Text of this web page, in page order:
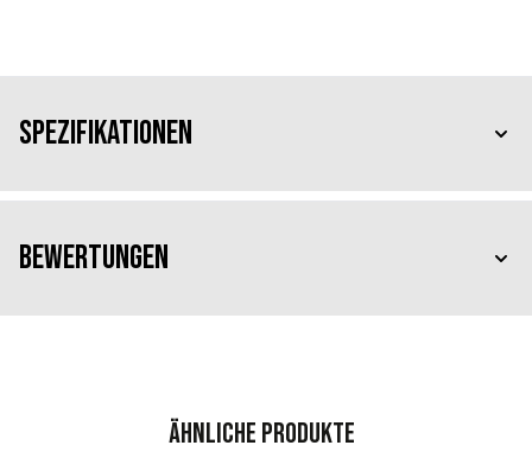
Spezifikationen
Bewertungen
Ähnliche Produkte